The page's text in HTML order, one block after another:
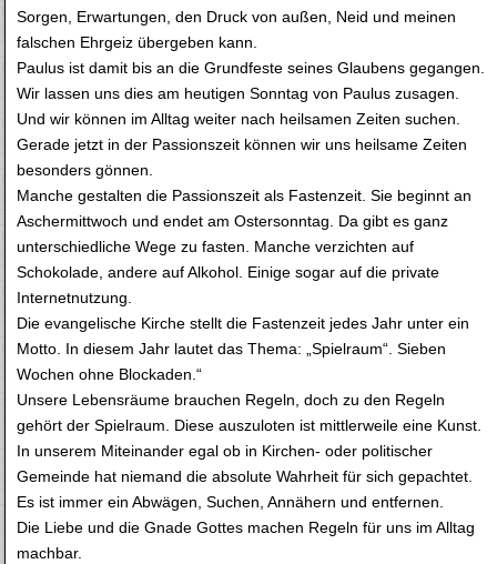
Sorgen, Erwartungen, den Druck von außen, Neid und meinen
falschen Ehrgeiz übergeben kann.
Paulus ist damit bis an die Grundfeste seines Glaubens gegangen.
Wir lassen uns dies am heutigen Sonntag von Paulus zusagen.
Und wir können im Alltag weiter nach heilsamen Zeiten suchen.
Gerade jetzt in der Passionszeit können wir uns heilsame Zeiten
besonders gönnen.
Manche gestalten die Passionszeit als Fastenzeit. Sie beginnt an
Aschermittwoch und endet am Ostersonntag. Da gibt es ganz
unterschiedliche Wege zu fasten. Manche verzichten auf
Schokolade, andere auf Alkohol. Einige sogar auf die private
Internetnutzung.
Die evangelische Kirche stellt die Fastenzeit jedes Jahr unter ein
Motto. In diesem Jahr lautet das Thema: „Spielraum“. Sieben
Wochen ohne Blockaden.“
Unsere Lebensräume brauchen Regeln, doch zu den Regeln
gehört der Spielraum. Diese auszuloten ist mittlerweile eine Kunst.
In unserem Miteinander egal ob in Kirchen- oder politischer
Gemeinde hat niemand die absolute Wahrheit für sich gepachtet.
Es ist immer ein Abwägen, Suchen, Annähern und entfernen.
Die Liebe und die Gnade Gottes machen Regeln für uns im Alltag
machbar.